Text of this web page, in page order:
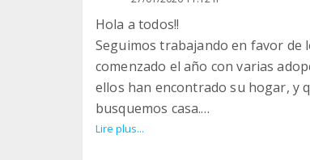
Hola a todos!!
Seguimos trabajando en favor de
comenzado el año con varias
ellos han encontrado su hogar, y
busquemos casa.
Gracias a vuestro apoyo
Moscardó, haciendo CER en
Lire plus...